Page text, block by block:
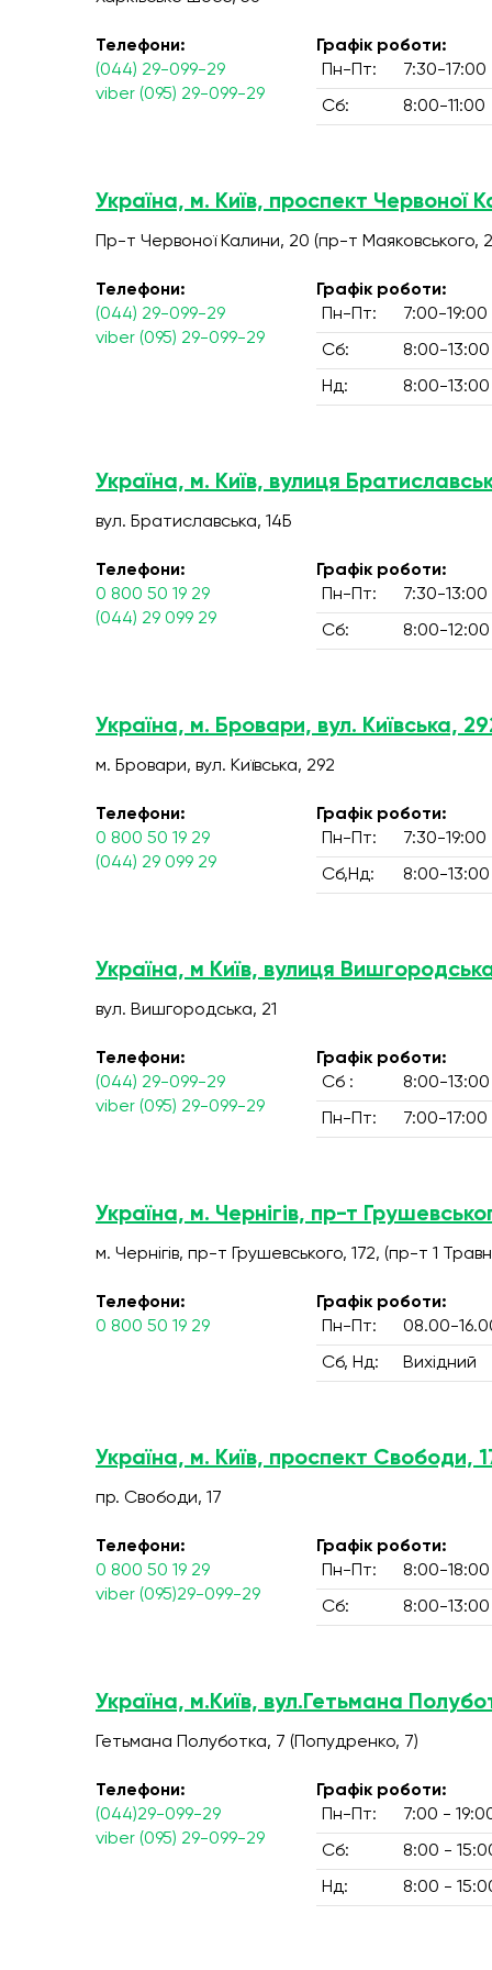
Телефони:
(044) 29-099-29
viber (095) 29-099-29
Графік роботи:
Пн-Пт:
7:30-17:00
Сб: 8:00-11:00
Україна, м. Київ, проспект Червоної
Пр-т Червоної Калини, 20 (пр-т Маяковського,
Телефони:
(044) 29-099-29
viber (095) 29-099-29
Графік роботи:
Пн-Пт:
7:00-19:00
Сб: 8:00-13:00
Нд: 8:00-13:00
Україна, м. Київ, вулиця
вул. Братиславська, 14Б
Телефони:
0 800 50 19 29
(044) 29 099 29
Графік роботи:
Пн-Пт:
7:30-13:00
Сб: 8:00-12:00
Україна, м. Бровари, вул. Київська,
м. Бровари, вул. Київська, 292
Телефони:
0 800 50 19 29
(044) 29 099 29
Графік роботи:
Пн-Пт:
7:30-19:00
Сб,Нд: 8:00-13:00
Україна, м Київ, вулиця
вул. Вишгородська, 21
Телефони:
(044) 29-099-29
viber (095) 29-099-29
Графік роботи:
Сб :
8:00-13:00
Пн-Пт: 7:00-17:00
Україна, м. Чернігів, пр-т
м. Чернігів, пр-т Грушевського, 172, (пр-т 1
Телефони:
0 800 50 19 29
Графік роботи:
Пн-Пт:
08.00-
Сб, Нд: Вихідний
Україна, м. Київ, проспект Свободи,
пр. Свободи, 17
Телефони:
0 800 50 19 29
viber (095)29-099-29
Графік роботи:
Пн-Пт:
8:00-18:00
Сб: 8:00-13:00
Україна, м.Київ, вул.Гетьмана
Гетьмана Полуботка, 7 (Попудренко, 7)
Телефони:
(044)29-099-29
viber (095) 29-099-29
Графік роботи:
Пн-Пт:
7:00 -
Сб: 8:00 -
Нд: 8:00 -